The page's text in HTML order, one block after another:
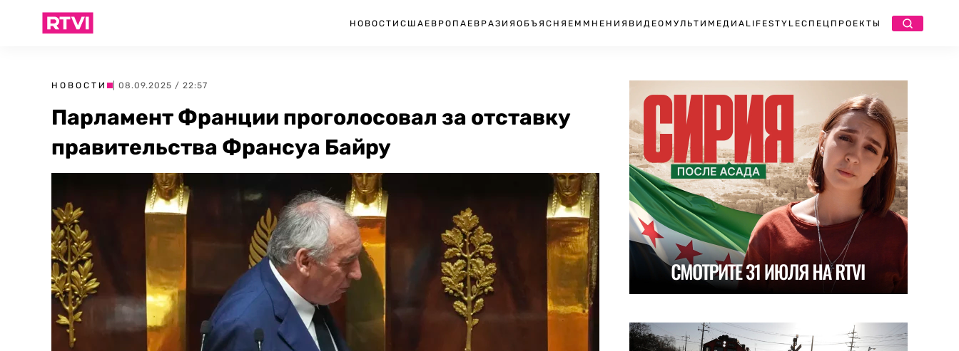
НОВОСТИ США ЕВРОПА ЕВРАЗИЯ ОБЪЯСНЯЕМ МНЕНИЯ ВИДЕО МУЛЬТИМЕДИА LIFESTYLEСПЕЦПРОЕКТЫ
НОВОСТИ | 08.09.2025 / 22:57
Парламент Франции проголосовал за отставку
правительства Франсуа Байру